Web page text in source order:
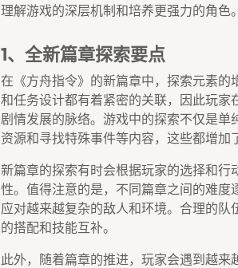
理解游戏的深层机制和培养更强力的角色。
1、全新篇章探索要点
在《方舟指令》的新篇章中，探索元素
和任务设计都有着紧密的关联，因此玩
剧情发展的脉络。游戏中的探索不仅是单
资源和寻找特殊事件等内容，这些都增加
新篇章的探索有时会根据玩家的选择和
性。值得注意的是，不同篇章之间的难
应对越来越复杂的敌人和环境。合理的
的搭配和技能互补。
此外，随着篇章的推进，玩家会遇到越